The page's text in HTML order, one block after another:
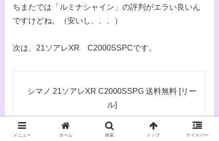
ちまたでは「ルミナシャイン」の評判がエラい良いん
ですけどね。（安いし、、、）
次は、21ソアレXR C2000SSPCです。
シマノ 21ソアレXR C2000SSPG 送料無料 [リー
ル]
Amazon
メニュー ホーム 検索 トップ サイドバー